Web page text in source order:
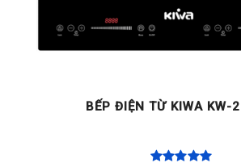
BẾP ĐIỆN TỪ KIWA KW-